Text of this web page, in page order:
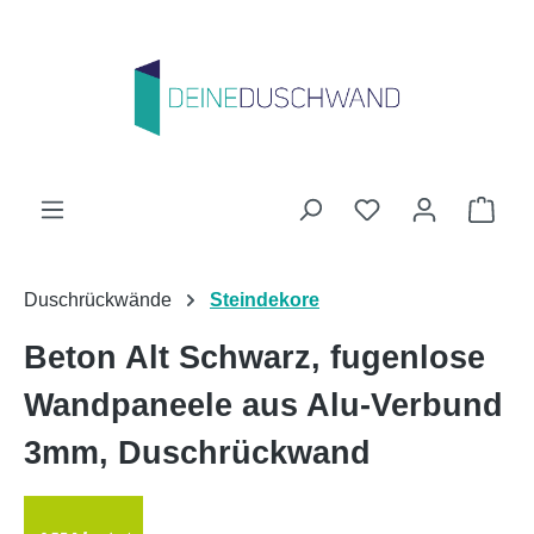
Du hast 0
Duschrückwände Steindekore
Beton Alt Schwarz, fugenlose
Wandpaneele aus Alu-Verbund
3mm, Duschrückwand